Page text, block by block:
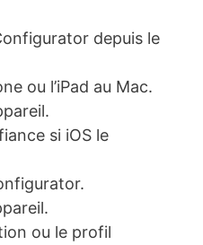
depuis le
ou l’iPad au Mac.
si iOS le
ou le profil